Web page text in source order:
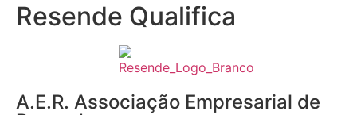
Resende Qualifica
A.E.R. Associação Empresarial de